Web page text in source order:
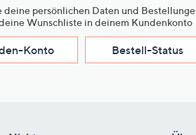
deine persönlichen Daten und
Wunschliste in deinem Kundenkonto
Konto Bestell-Status